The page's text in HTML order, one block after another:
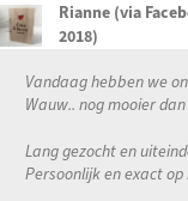
Rianne (via
2018)
Vandaag hebben we
Wauw.. nog mooier
Lang gezocht en
Persoonlijk en exact